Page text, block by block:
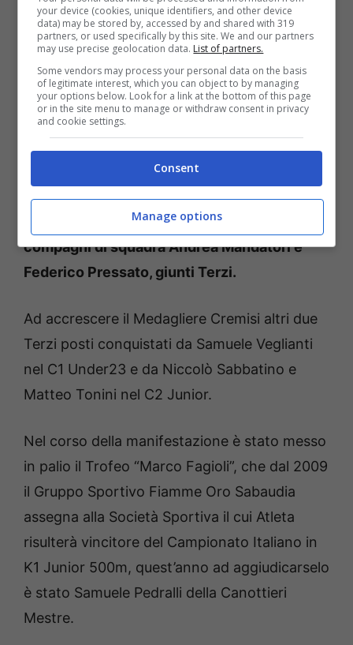
Lorenzo Battistelli e Daniele Iannarella ed
infine nel C4 Under23 con Andrea La
Macchia, Samuele Veglianti e la coppia di
fratelli Ag. Szela Dawid e All.Ag. Szela
Kristian; quest’ultimi due si portano a casa
Medaglia d’Argento è stata conquistata dal
C2 Ragazzi di Lorenzo Battistelli e Daniele
Iannarella che sul finale precedono i
compagni di squadra Andrea Mandatori e
Federico Pressato, giunti Terzi.
Ad accrescere il Medagliere Cremisi altri due
Terzi posti conquistati da Samuele Veglianti
nel C1 Under23 e da Niccolò Sabbatino e
Matteo Tonini nel C2 Junior.
Nel corso della manifestazione è stato messo
in palio il Trofeo “Marco Fagioli”, che dal 2009
il Gruppo Sportivo Fiamme Oro Sabaudia
assegna alla Società Sportiva il cui Atleta
risulterà vincitore del Campionato Italiano in
K1 Junior 500m, quest’anno ad aggiudicarselo
è stato Samuele Pedralli della Canottieri
Mestre.
your device (cookies, unique identifiers, and other device
data) may be stored by, accessed by and shared with 319
partners, or used specifically by this site. We and our partners
may use precise geolocation data. List of partners.
Some vendors may process your personal data on the basis
of legitimate interest, which you can object to by managing
your options below. Look for a link at the bottom of this page
or in the site menu to manage or withdraw consent in privacy
and cookie settings.
Consent
Manage options